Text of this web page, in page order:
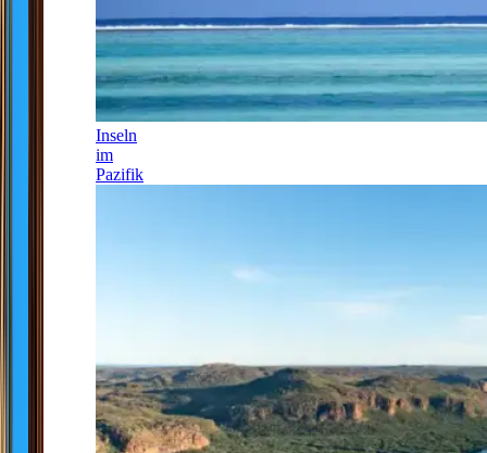
Inseln
im
Pazifik